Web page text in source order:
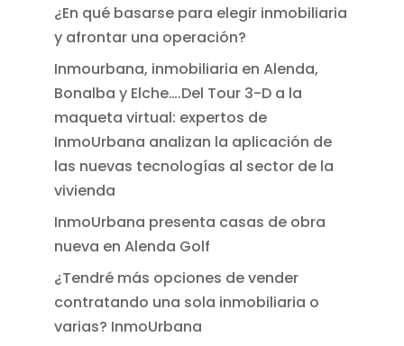
¿En qué basarse para elegir inmobiliaria
y afrontar una operación?
Inmourbana, inmobiliaria en Alenda,
Bonalba y Elche….Del Tour 3-D a la
maqueta virtual: expertos de
InmoUrbana analizan la aplicación de
las nuevas tecnologías al sector de la
vivienda
InmoUrbana presenta casas de obra
nueva en Alenda Golf
¿Tendré más opciones de vender
contratando una sola inmobiliaria o
varias? InmoUrbana